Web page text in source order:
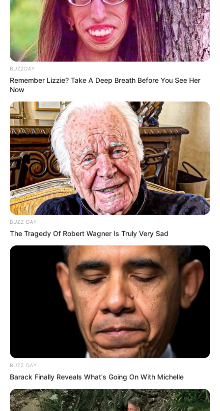
BUZZDAY
Remember Lizzie? Take A Deep Breath Before You See Her
Now
BUZZ DAY
The Tragedy Of Robert Wagner Is Truly Very Sad
BUZZ DAY
Barack Finally Reveals What's Going On With Michelle